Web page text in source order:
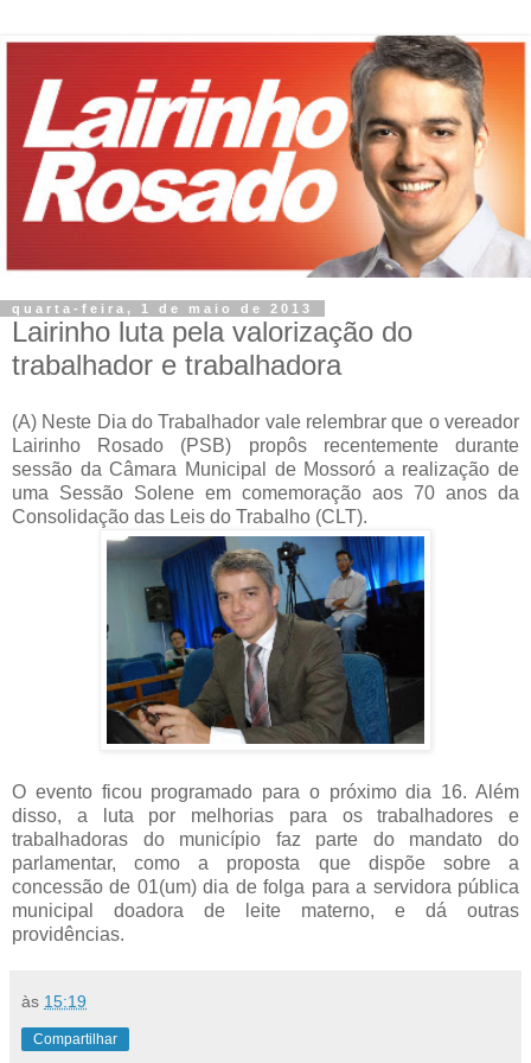
quarta-feira, 1 de maio de 2013
Lairinho luta pela valorização do
trabalhador e trabalhadora
(A) Neste Dia do Trabalhador vale relembrar que o vereador
Lairinho Rosado (PSB) propôs recentemente durante
sessão da Câmara Municipal de Mossoró a realização de
uma Sessão Solene em comemoração aos 70 anos da
Consolidação das Leis do Trabalho (CLT).
O evento ficou programado para o próximo dia 16. Além
disso, a luta por melhorias para os trabalhadores e
trabalhadoras do município faz parte do mandato do
parlamentar, como a proposta que dispõe sobre a
concessão de 01(um) dia de folga para a servidora pública
municipal doadora de leite materno, e dá outras
providências.
às 15:19
Compartilhar